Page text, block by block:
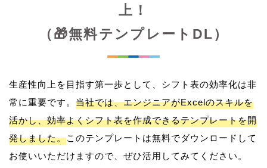
上！
（🎁無料テンプレートDL）
生産性向上を目指す第一歩として、シフト表の効率化は非
常に重要です。 当社では、エンジニアがExcelのスキルを
活かし、効率よくシフト表を作成できるテンプレートを開
発しました。このテンプレートは無料でダウンロードして
お使いいただけますので、ぜひ活用してみてください。